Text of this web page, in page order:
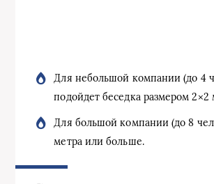
Для небольшой компании (до 4
подойдет беседка размером 2×2
Для большой компании (до 8
метра или больше.